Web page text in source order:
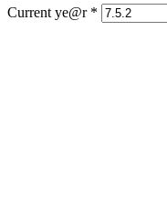
Current ye@r *